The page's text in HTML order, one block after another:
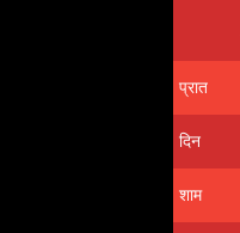
प्रात
दिन
शाम